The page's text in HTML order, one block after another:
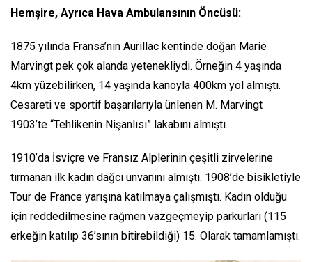
Hemşire, Ayrıca Hava Ambulansının Öncüsü:
1875 yılında Fransa’nın Aurillac kentinde doğan Marie
Marvingt pek çok alanda yetenekliydi. Örneğin 4 yaşında
4km yüzebilirken, 14 yaşında kanoyla 400km yol almıştı.
Cesareti ve sportif başarılarıyla ünlenen M. Marvingt
1903’te “Tehlikenin Nişanlısı” lakabını almıştı.
1910’da İsviçre ve Fransız Alplerinin çeşitli zirvelerine
tırmanan ilk kadın dağcı unvanını almıştı. 1908’de bisikletiyle
Tour de France yarışına katılmaya çalışmıştı. Kadın olduğu
için reddedilmesine rağmen vazgeçmeyip parkurları (115
erkeğin katılıp 36’sının bitirebildiği) 15. Olarak tamamlamıştı.